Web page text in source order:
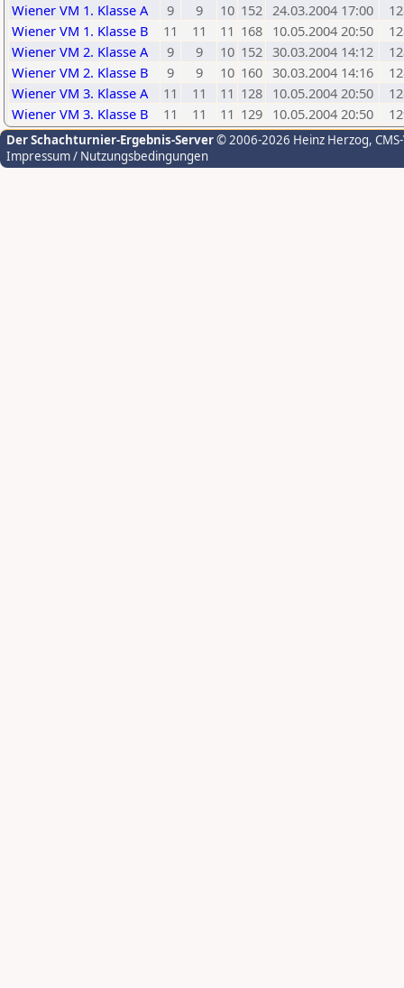
Wiener VM 1. Klasse A
9 9 10 152 24.03.2004 17:00
Wiener VM 1. Klasse B
11 11 11 168 10.05.2004 20:50
Wiener VM 2. Klasse A
9 9 10 152 30.03.2004 14:12
Wiener VM 2. Klasse B
9 9 10 160 30.03.2004 14:16
Wiener VM 3. Klasse A
11 11 11 128 10.05.2004 20:50
Wiener VM 3. Klasse B
11 11 11 129 10.05.2004 20:50
Der Schachturnier-Ergebnis-Server© 2006-2026 Heinz Herzog,
Impressum / Nutzungsbedingungen